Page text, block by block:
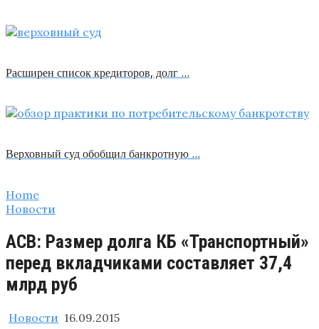
Расширен список кредиторов, долг …
Верховный суд обобщил банкротную …
Home
Новости
АСВ: Размер долга КБ «Транспортный»
перед вкладчиками составляет 37,4
млрд руб
Новости 16.09.2015